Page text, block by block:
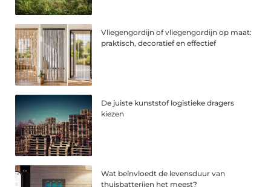
Vliegengordijn of vliegengordijn op maat:
praktisch, decoratief en effectief
De juiste kunststof logistieke dragers
kiezen
Wat beïnvloedt de levensduur van
thuisbatterijen het meest?